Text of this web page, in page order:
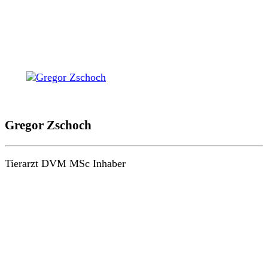
Gregor Zschoch
Tierarzt DVM MSc Inhaber